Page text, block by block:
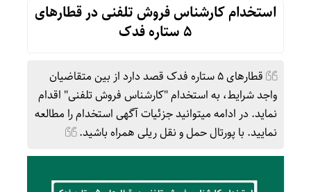
استخدام کارشناس فروش تلفنی در قطارهای
۵ ستاره فدک
قطارهای 5 ستاره فدک قصد دارد از بین متقاضیان
واجد شرایط، به استخدام "کارشناس فروش تلفنی" اقدام
نماید. در ادامه میتوانید جزئیات آگهی استخدام را مطالعه
نمایید. با پورتال حمل و نقل ریلی همراه باشید.